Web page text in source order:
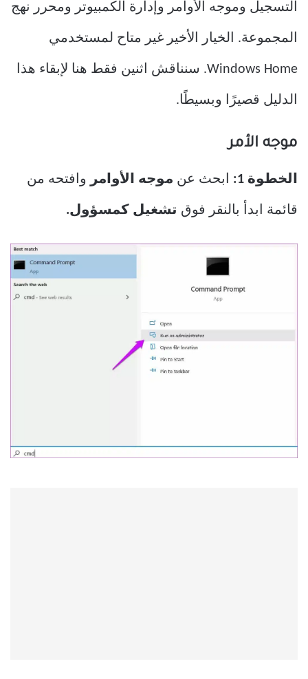
التسجيل وموجه الأوامر وإدارة الكمبيوتر ومحرر نهج
المجموعة. الخيار الأخير غير متاح لمستخدمي
Windows Home. سنناقش اثنين فقط هنا لإبقاء هذا
الدليل قصيرًا وبسيطًا.
موجه الأمر
الخطوة 1: ابحث عن موجه الأوامر وافتحه من
قائمة ابدأ بالنقر فوق تشغيل كمسؤول.